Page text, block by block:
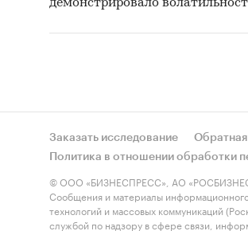
демонстрировало
Заказать исследование Обратная
Политика в отношении обработки
© ООО «БИЗНЕСПРЕСС», АО
Сообщения и материалы
технологий и массовых коммуникаций
службой по надзору в сфере связи,